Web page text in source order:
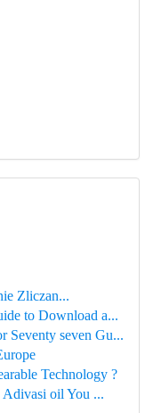
Zliczan...
to Download a...
Seventy seven Gu...
Technology ?
oil You ...